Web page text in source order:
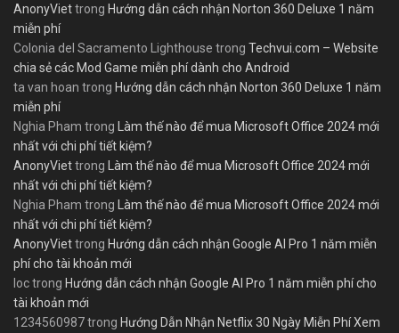
AnonyViettrong Hướng dẫn cách nhận Norton 360 Deluxe 1 năm
miễn phí
Colonia del Sacramento Lighthouse trong Techvui.com – Website
chia sẻ các Mod Game miễn phí dành cho Android
ta van hoan trong Hướng dẫn cách nhận Norton 360 Deluxe 1 năm
miễn phí
Nghia Pham trong
Làm thế nào để mua Microsoft Office 2024 mới
nhất với chi phí tiết kiệm?
AnonyViettrong
Làm thế nào để mua Microsoft Office 2024 mới
nhất với chi phí tiết kiệm?
Nghia Pham trong
Làm thế nào để mua Microsoft Office 2024 mới
nhất với chi phí tiết kiệm?
AnonyViettrong Hướng dẫn cách nhận Google AI Pro 1 năm miễn
phí cho tài khoản mới
loctrong Hướng dẫn cách nhận Google AI Pro 1 năm miễn phí cho
tài khoản mới
1234560987trong Hướng Dẫn Nhận Netflix 30 Ngày Miễn Phí Xem